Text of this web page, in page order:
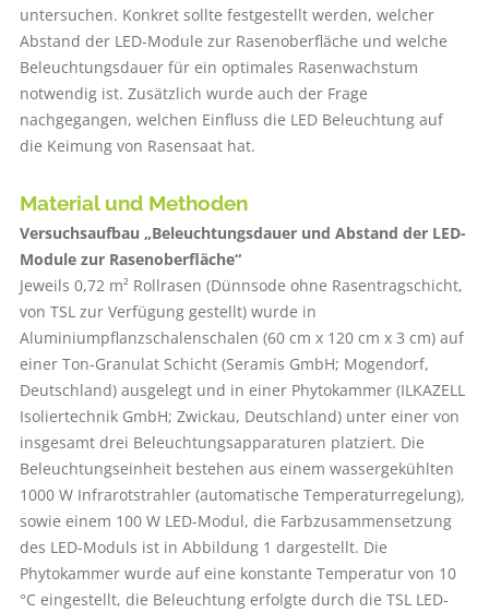
untersuchen. Konkret sollte festgestellt werden, welcher
Abstand der LED-Module zur Rasenoberfläche und welche
Beleuchtungsdauer für ein optimales Rasenwachstum
notwendig ist. Zusätzlich wurde auch der Frage
nachgegangen, welchen Einfluss die LED Beleuchtung auf
die Keimung von Rasensaat hat.
Material und Methoden
Versuchsaufbau „Beleuchtungs­dauer und Abstand der LED-
Module zur Rasenoberfläche“
Jeweils 0,72 m² Rollrasen (Dünnsode ohne Rasentragschicht,
von TSL zur Verfügung gestellt) wurde in
Aluminiumpflanzschalenschalen (60 cm x 120 cm x 3 cm) auf
einer Ton-Granulat Schicht (Seramis GmbH; Mogendorf,
Deutschland) ausgelegt und in einer Phytokammer (ILKAZELL
Isoliertechnik GmbH; Zwickau, Deutschland) unter einer von
insgesamt drei Beleuchtungsapparaturen platziert. Die
Beleuchtungseinheit bestehen aus einem wassergekühlten
1000 W Infrarotstrahler (automatische Temperaturregelung),
sowie einem 100 W LED-Modul, die Farbzusammensetzung
des LED-Moduls ist in Abbildung 1 dargestellt. Die
Phytokammer wurde auf eine konstante Temperatur von 10
°C eingestellt, die Beleuchtung erfolgte durch die TSL LED-